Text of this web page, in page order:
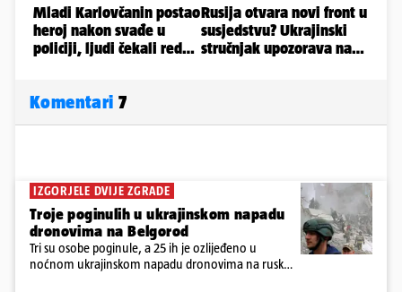
Komentari 7
IZGORJELE DVIJE ZGRADE
Troje poginulih u ukrajinskom napadu
dronovima na Belgorod
Tri su osobe poginule, a 25 ih je ozlijeđeno u
noćnom ukrajinskom napadu dronovima na ruski